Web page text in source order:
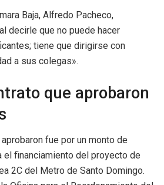
Baja, Alfredo Pacheco,
decirle que no puede hacer
tiene que dirigirse con
a sus colegas».
que aprobaron
fue por un monto de
el financiamiento del proyecto de
2C del Metro de Santo Domingo.